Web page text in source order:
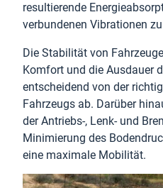
resultierende
verbundenen Vibrationen
Die Stabilität von
Komfort und die Ausdauer
entscheidend von der
Fahrzeugs ab. Darüber
der Antriebs-, Lenk- und
Minimierung des
eine maximale Mobilität.